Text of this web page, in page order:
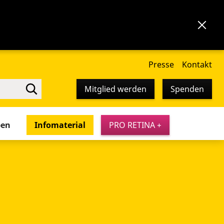
Presse Kontakt
Mitglied werden Spenden
Infomaterial PRO RETINA +